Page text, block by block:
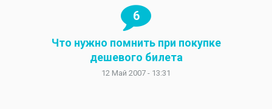
6
Что нужно помнить при покупке
дешевого билета
12 Май 2007 - 13:31